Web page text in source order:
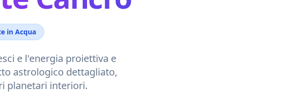
in Acqua
e l'energia proiettiva e
astrologico dettagliato,
planetari interiori.